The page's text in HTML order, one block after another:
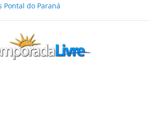
Pontal do Paraná